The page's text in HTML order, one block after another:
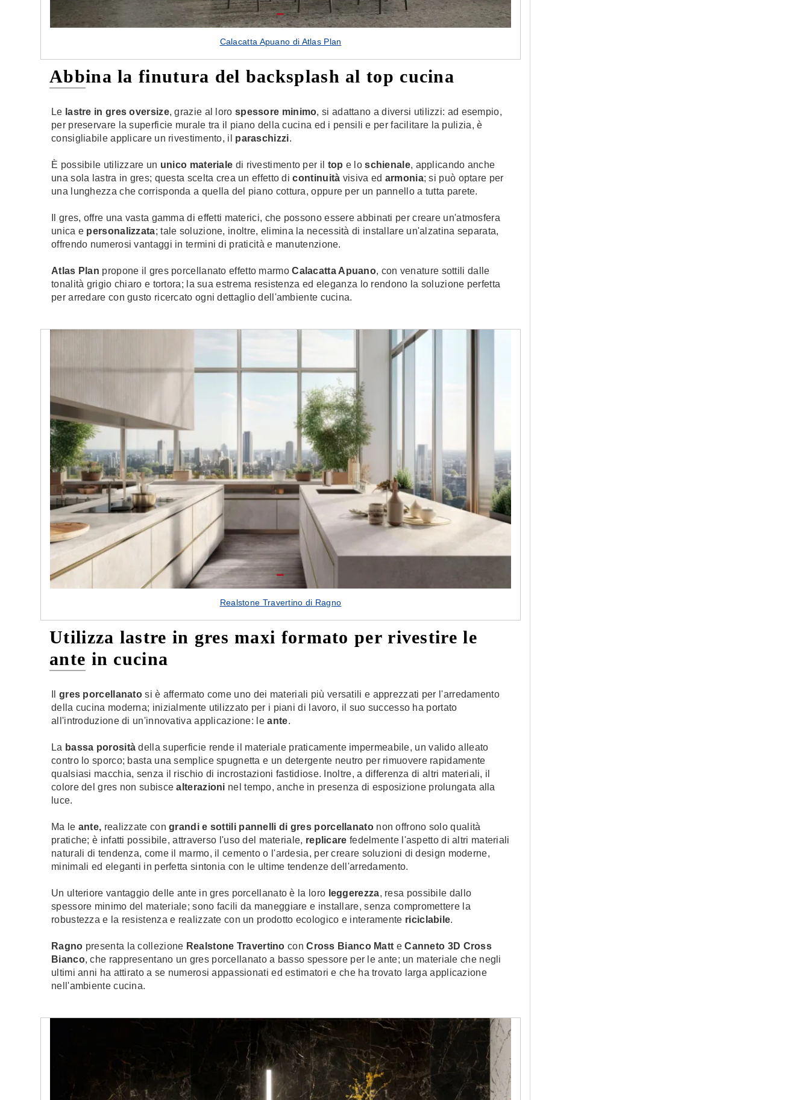
Calacatta Apuano di Atlas Plan
Abbina la finutura del backsplash al top cucina
Le lastre in gres oversize, grazie al loro spessore minimo, si adattano a diversi utilizzi: ad esempio,
per preservare la superficie murale tra il piano della cucina ed i pensili e per facilitare la pulizia, è
consigliabile applicare un rivestimento, il paraschizzi.
È possibile utilizzare un unico materiale di rivestimento per il top e loschienale, applicando anche
una sola lastra in gres; questa scelta crea un effetto dicontinuità visiva ed armonia; si può optare per
una lunghezza che corrisponda a quella del piano cottura, oppure per un pannello a tutta parete.
Il gres, offre una vasta gamma di effetti materici, che possono essere abbinati per creare un'atmosfera
unica e personalizzata; tale soluzione, inoltre, elimina la necessità di installare un'alzatina separata,
offrendo numerosi vantaggi in termini di praticità e manutenzione.
Atlas Plan propone il gres porcellanato effetto marmoCalacatta Apuano, con venature sottili dalle
tonalità grigio chiaro e tortora; la sua estrema resistenza ed eleganza lo rendono la soluzione perfetta
per arredare con gusto ricercato ogni dettaglio dell'ambiente cucina.
Realstone Travertino di Ragno
Utilizza lastre in gres maxi formato per rivestire le
ante in cucina
gres porcellanato si è affermato come uno dei materiali più versatili e apprezzati per l'arredamento
della cucina moderna; inizialmente utilizzato per i piani di lavoro, il suo successo ha portato
all'introduzione di un'innovativa applicazione: leante.
La bassa porosità della superficie rende il materiale praticamente impermeabile, un valido alleato
contro lo sporco; basta una semplice spugnetta e un detergente neutro per rimuovere rapidamente
qualsiasi macchia, senza il rischio di incrostazioni fastidiose. Inoltre, a differenza di altri materiali, il
colore del gres non subiscealterazioni nel tempo, anche in presenza di esposizione prolungata alla
luce.
Ma le ante, realizzate congrandi e sottili pannelli di gres porcellanatonon offrono solo qualità
pratiche; è infatti possibile, attraverso l'uso del materiale, replicare fedelmente l'aspetto di altri materiali
naturali di tendenza, come il marmo, il cemento o l'ardesia, per creare soluzioni di design moderne,
minimali ed eleganti in perfetta sintonia con le ultime tendenze dell'arredamento.
Un ulteriore vantaggio delle ante in gres porcellanato è la loro leggerezza, resa possibile dallo
spessore minimo del materiale; sono facili da maneggiare e installare, senza compromettere la
robustezza e la resistenza e realizzate con un prodotto ecologico e interamente riciclabile.
Ragno presenta la collezione Realstone Travertinocon Cross Bianco Matt eCanneto 3D Cross
Bianco, che rappresentano un gres porcellanato a basso spessore per le ante; un materiale che negli
ultimi anni ha attirato a se numerosi appassionati ed estimatori e che ha trovato larga applicazione
nell'ambiente cucina.